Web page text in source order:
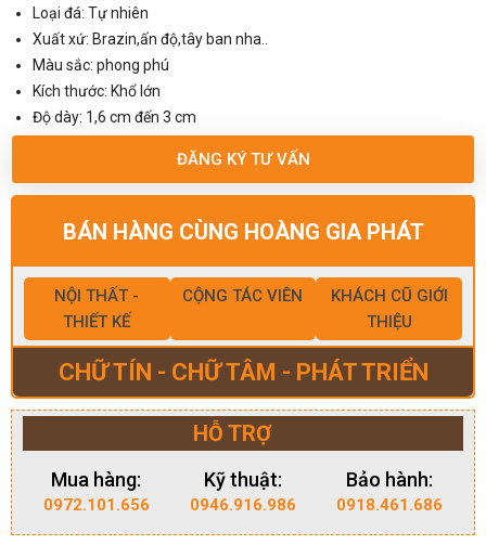
Loại đá: Tự nhiên
Xuất xứ: Brazin,ấn độ,tây ban nha..
Màu sắc: phong phú
Kích thước: Khổ lớn
Độ dày: 1,6 cm đến 3 cm
ĐĂNG KÝ TƯ VẤN
BÁN HÀNG CÙNG HOÀNG GIA PHÁT
NỘI THẤT -
THIẾT KẾ
CỘNG TÁC VIÊN
KHÁCH CŨ GIỚI
THIỆU
CHỮ TÍN - CHỮ TÂM - PHÁT TRIỂN
HỖ TRỢ
Mua hàng:
0972.101.656
Kỹ thuật:
0946.916.986
Bảo hành:
0918.461.686